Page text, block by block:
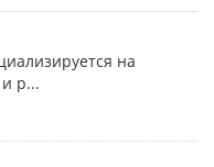
на
р...